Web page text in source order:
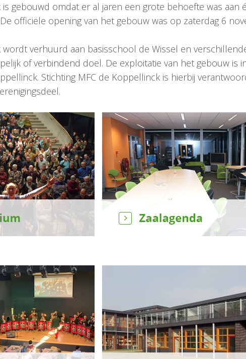
is gebouwd omdat er al jaren een grote behoefte was aan
officiële opening van het gebouw was op zaterdag 6
wordt verhuurd aan basisschool de Wissel en
of verbindend doel. De exploitatie van het gebouw
Stichting MFC de Koppellinck is hierbij